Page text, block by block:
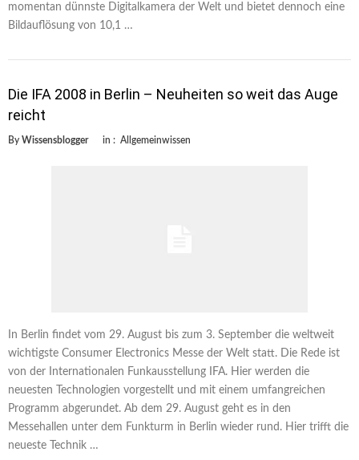
momentan dünnste Digitalkamera der Welt und bietet dennoch eine
Bildauflösung von 10,1 …
Die IFA 2008 in Berlin – Neuheiten so weit das Auge
reicht
By Wissensblogger in : Allgemeinwissen
In Berlin findet vom 29. August bis zum 3. September die weltweit
wichtigste Consumer Electronics Messe der Welt statt. Die Rede ist
von der Internationalen Funkausstellung IFA. Hier werden die
neuesten Technologien vorgestellt und mit einem umfangreichen
Programm abgerundet. Ab dem 29. August geht es in den
Messehallen unter dem Funkturm in Berlin wieder rund. Hier trifft die
neueste Technik …